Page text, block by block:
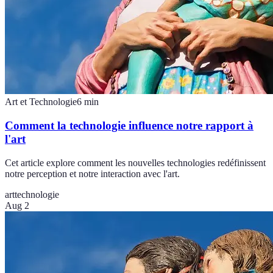
Art et Technologie6 min
Comment la technologie influence notre rapport à
l'art
Cet article explore comment les nouvelles technologies redéfinissent
notre perception et notre interaction avec l'art.
arttechnologie
Aug 2